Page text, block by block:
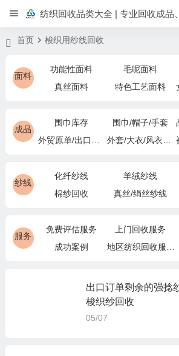
纺织回收品类大全 | 专业回收成品
首页 梭织用纱线回收
面料
功能性面料 毛呢面料
真丝面料
特色工艺面料
成品
围巾库存 围巾/帽子/手套
纱线
化纤纱线 羊绒纱线
棉纱回收
真丝/绢丝纱线
服务
免费评估服务 上门回收服务
成功案例
出口订单剩余的强捻
梭织纱回收
05/07